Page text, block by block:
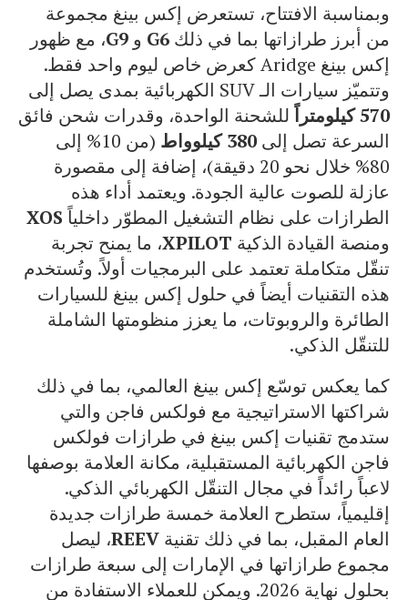
وبمناسبة الافتتاح، تستعرض إكس بينغ مجموعة
من أبرز طرازاتها بما في ذلك G6 و G9، مع ظهور
إكس بينغ Aridge كعرض خاص ليوم واحد فقط.
وتتميّز سيارات الـ SUV الكهربائية بمدى يصل إلى
570 كيلومتراً
للشحنة الواحدة، وقدرات شحن فائق
السرعة تصل إلى 380 كيلوواط
(من 10% إلى
80% خلال نحو 20 دقيقة)، إضافة إلى مقصورة
عازلة للصوت عالية الجودة. ويعتمد أداء هذه
الطرازات على نظام التشغيل المطوّر داخلياً XOS
ومنصة القيادة الذكية XPILOT، ما يمنح تجربة
تنقّل متكاملة تعتمد على البرمجيات أولاً. وتُستخدم
هذه التقنيات أيضاً في حلول إكس بينغ للسيارات
الطائرة والروبوتات، ما يعزز منظومتها الشاملة
للتنقّل الذكي.
كما يعكس توسّع إكس بينغ العالمي، بما في ذلك
شراكتها الاستراتيجية مع فولكس فاجن والتي
ستدمج تقنيات إكس بينغ في طرازات فولكس
فاجن الكهربائية المستقبلية، مكانة العلامة بوصفها
لاعباً رائداً في مجال التنقّل الكهربائي الذكي.
إقليمياً، ستطرح العلامة خمسة طرازات جديدة
العام المقبل، بما في ذلك تقنية REEV، ليصل
مجموع طرازاتها في الإمارات إلى سبعة طرازات
بحلول نهاية 2026. ويمكن للعملاء الاستفادة من